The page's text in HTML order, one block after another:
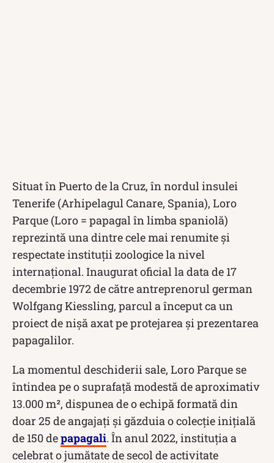
Situat în Puerto de la Cruz, în nordul insulei
Tenerife (Arhipelagul Canare, Spania), Loro
Parque (Loro = papagal în limba spaniolă)
reprezintă una dintre cele mai renumite și
respectate instituții zoologice la nivel
internațional. Inaugurat oficial la data de 17
decembrie 1972 de către antreprenorul german
Wolfgang Kiessling, parcul a început ca un
proiect de nișă axat pe protejarea și prezentarea
papagalilor.
La momentul deschiderii sale, Loro Parque se
întindea pe o suprafață modestă de aproximativ
13.000 m², dispunea de o echipă formată din
doar 25 de angajați și găzduia o colecție inițială
de 150 depapagali. În anul 2022, instituția a
celebrat o jumătate de secol de activitate